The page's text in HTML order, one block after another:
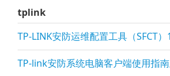
tplink
TP-LINK安防运维配置工具（SFCT
TP-link安防系统电脑客户端使用指